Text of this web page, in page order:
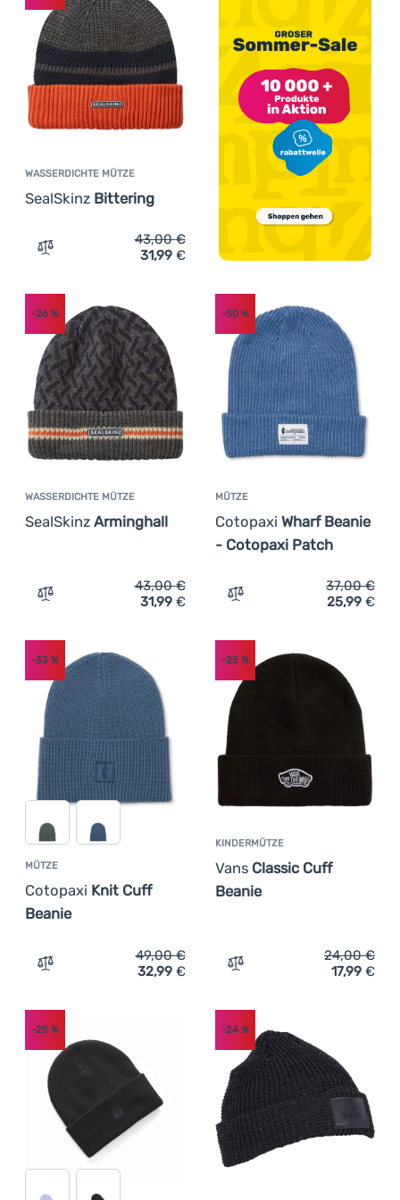
WASSERDICHTE MÜTZE
SealSkinz Bittering
Zum Vergleich 'Wasserdichte Mütze SealSkinz Bittering'
43,00€
31,99 €
WASSERDICHTE MÜTZE
SealSkinz Arminghall
-26 %
Zum Vergleich 'Wasserdichte Mütze SealSkinz
43,00€
31,99 €
MÜTZE
Cotopaxi Wharf Beanie
- Cotopaxi Patch
-30%
Zum Vergleich 'Mütze
37,00€
25,99 €
MÜTZE
Cotopaxi Knit Cuff
Beanie
-33 %
Zum Vergleich 'Mütze Cotopaxi Knit Cuff Beanie'
49,00€
32,99 €
KINDERMÜTZE
Vans Classic Cuff
Beanie
-25%
Zum Vergleich
24,00€
17,99 €
-25 % -24%